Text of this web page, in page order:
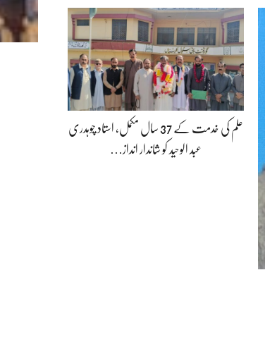
علم کی خدمت کے 37 سال مکمل، استاد چوہدری
عبد الوحید کو شاندار انداز…